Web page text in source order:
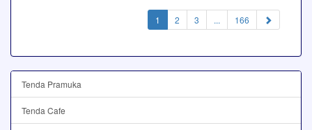
1 (current)
2 3 ... 166
Tenda Pramuka
Tenda Cafe